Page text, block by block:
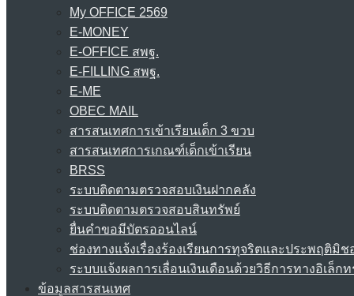
My OFFICE 2569
E-MONEY
E-OFFICE สพฐ.
E-FILLING สพฐ.
E-ME
OBEC MAIL
สารสนเทศการเข้าเรียนเด็ก 3 ขวบ
สารสนเทศการเกณฑ์เด็กเข้าเรียน
BRSS
ระบบติดตามตรวจสอบเงินฝากคลัง
ระบบติดตามตรวจสอบสินทรัพย์
ยื่นคำขอมีบัตรออนไลน์
ช่องทางแจ้งเรื่องร้องเรียนการทุจริตและประพฤติมิช
ระบบแจ้งผลการเลื่อนเงินเดือนด้วยวิธีการทางอิเล็ก
ข้อมูลสารสนเทศ